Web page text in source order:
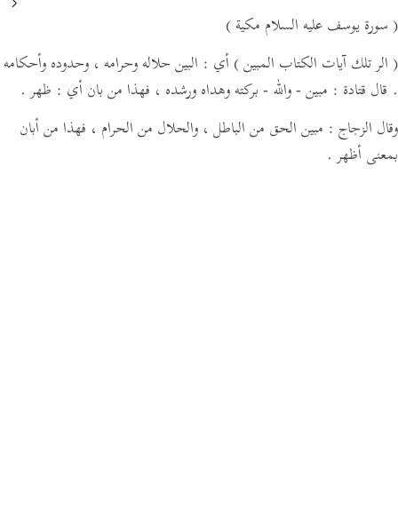
( سورة يوسف عليه السلام مكية )
( الر تلك آيات الكتاب المبين ) أي : البين حلاله وحرامه ، وحدوده وأحكامه
. قال قتادة : مبين - والله - بركته وهداه ورشده ، فهذا من بان أي : ظهر .
وقال الزجاج : مبين الحق من الباطل ، والحلال من الحرام ، فهذا من أبان
بمعنى أظهر .